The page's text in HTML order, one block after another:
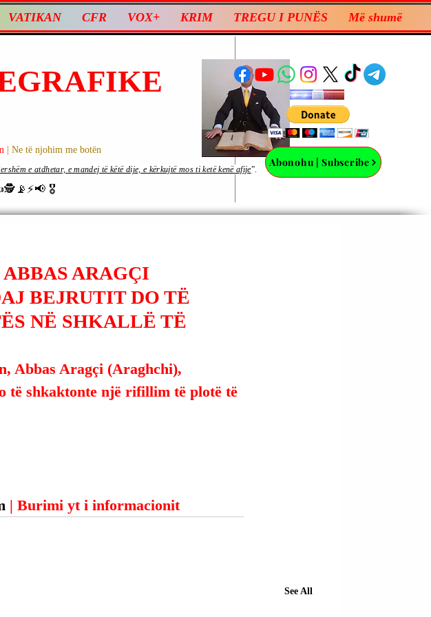
VATIKAN CFR VOX+ KRIM TREGU I PUNËS Më shumë
| Ne të njohim me botën
🎖
Abonohu | Subscribe
e atdhetar, e mandej të këtë dije, e kërkujtë mos ti ketë kenë afije”.
ARAGÇI
BEJRUTIT DO TË
NË SHKALLË TË
Abbas Aragçi (Araghchi),
të shkaktonte një rifillim të plotë të
| Burimi yt i informacionit
See All